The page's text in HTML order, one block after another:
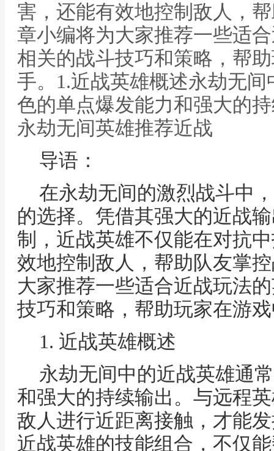
害，还能有效地控制敌人，
章小编将为大家推荐一些适
相关的战斗技巧和策略，帮
手。1.近战英雄概述永劫无
色的单点爆发能力和强大的
永劫无间英雄推荐近战
导语：
在永劫无间的激烈战斗中
的选择。凭借其强大的近战
制，近战英雄不仅能在对抗
效地控制敌人，帮助队友掌
大家推荐一些适合近战玩法
技巧和策略，帮助玩家在游
1. 近战英雄概述
永劫无间中的近战英雄通
和强大的持续输出。与远程
敌人进行近距离接触，才能
近战英雄的技能组合，不仅